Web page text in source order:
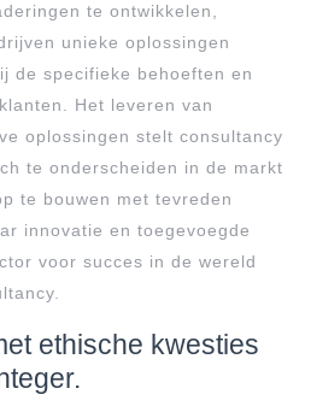
te ontwikkelen,
unieke oplossingen
de specifieke behoeften en
Het leveren van
oplossingen stelt consultancy
te onderscheiden in de markt
te bouwen met tevreden
innovatie en toegevoegde
voor succes in de wereld
ethische kwesties